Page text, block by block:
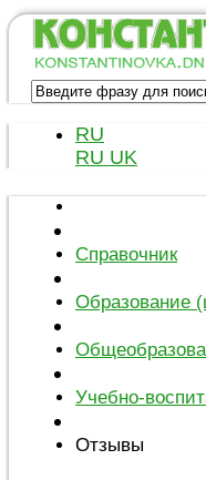
RU
RU UK
Справочник
Образование
Учебно-
Отзывы